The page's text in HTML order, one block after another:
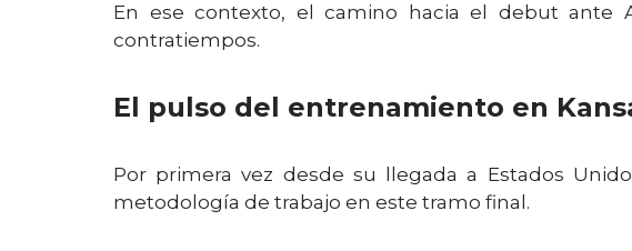
En ese contexto, el camino hacia el debut ante
contratiempos.
El pulso del entrenamiento en
Por primera vez desde su llegada a Estados
metodología de trabajo en este tramo final.